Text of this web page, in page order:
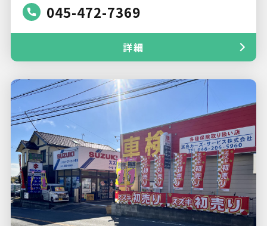
045-472-7369
詳細